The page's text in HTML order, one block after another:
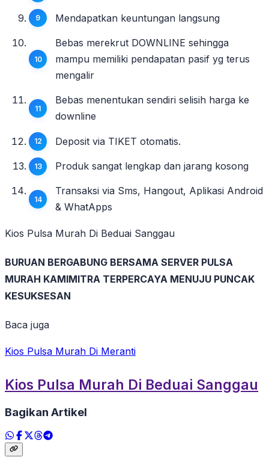
Mendapatkan keuntungan langsung
Bebas merekrut DOWNLINE sehingga
mampu memiliki pendapatan pasif yg terus
mengalir
Bebas menentukan sendiri selisih harga ke
downline
Deposit via TIKET otomatis.
Produk sangat lengkap dan jarang kosong
Transaksi via Sms, Hangout, Aplikasi Android
& WhatApps
Kios Pulsa Murah Di Beduai Sanggau
BURUAN BERGABUNG BERSAMA SERVER PULSA
MURAH KAMIMITRA TERPERCAYA MENUJU PUNCAK
KESUKSESAN
Baca juga
Kios Pulsa Murah Di Meranti
Kios Pulsa Murah Di Beduai Sanggau
Bagikan Artikel